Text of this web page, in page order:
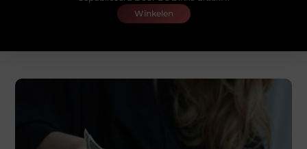
Winkelen